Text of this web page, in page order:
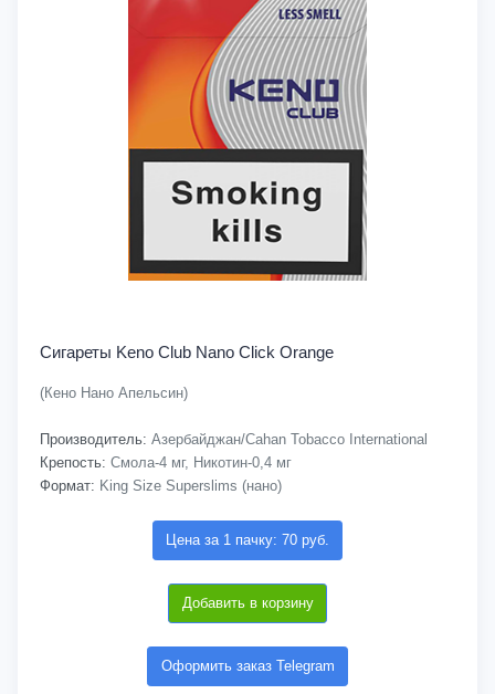
Сигареты Keno Club Nano Click Orange
(Кено Нано Апельсин)
Производитель: Азербайджан/Cahan Tobacco International
Крепость: Смола-4 мг, Никотин-0,4 мг
Формат: King Size Superslims (нано)
Цена за 1 пачку: 70 руб.
Добавить в корзину
Оформить заказ Telegram